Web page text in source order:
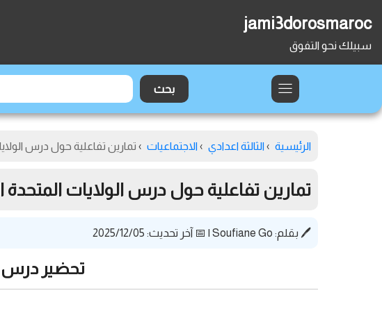
jami3dorosmaroc
سبيلك نحو التفوق
الرئيسية › الثالثة اعدادي › الاجتماعيات › تمارين تفاعلية حول درس
تمارين تفاعلية حول درس الولايات المتحدة
🖊️ بقلم: Soufiane Go
| 📅 آخر تحديث: 2025/12/05
تحضير درس